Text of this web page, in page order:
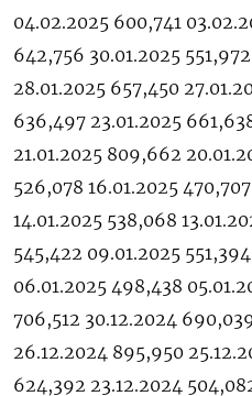
04.02.2025 600,741
642,756 30.01.2025
28.01.2025 657,450
636,497 23.01.2025
21.01.2025 809,662
526,078 16.01.2025
14.01.2025 538,068
545,422 09.01.2025
06.01.2025 498,438
706,512 30.12.2024
26.12.2024 895,950
624,392 23.12.2024